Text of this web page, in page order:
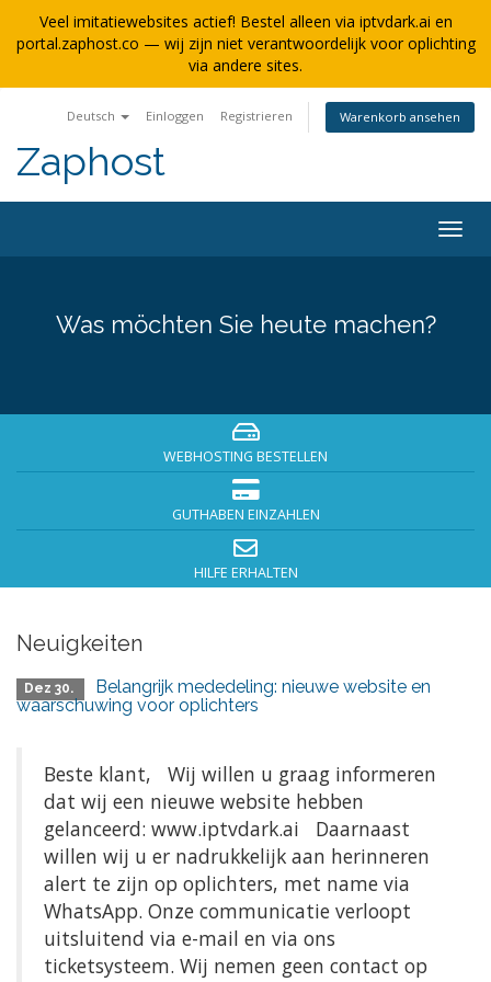
Veel imitatiewebsites actief! Bestel alleen via iptvdark.ai en
portal.zaphost.co — wij zijn niet verantwoordelijk voor oplichting
via andere sites.
Deutsch Einloggen Registrieren Warenkorb ansehen
Zaphost
ein-/
Was möchten Sie heute machen?
WEBHOSTING BESTELLEN
GUTHABEN EINZAHLEN
HILFE ERHALTEN
Neuigkeiten
Dez 30.
Belangrijk mededeling: nieuwe website en
waarschuwing voor oplichters
Beste klant, Wij willen u graag informeren
dat wij een nieuwe website hebben
gelanceerd: www.iptvdark.ai Daarnaast
willen wij u er nadrukkelijk aan herinneren
alert te zijn op oplichters, met name via
WhatsApp. Onze communicatie verloopt
uitsluitend via e-mail en via ons
ticketsysteem. Wij nemen geen contact op